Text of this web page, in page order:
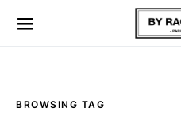
BROWSING TAG